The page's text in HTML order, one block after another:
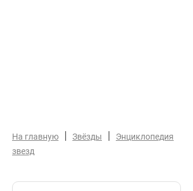
На главную | Звёзды |
Энциклопедия
звезд